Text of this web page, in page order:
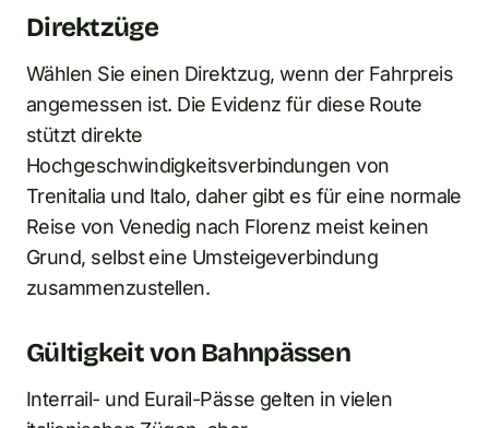
Direktzüge
Wählen Sie einen Direktzug, wenn der Fahrpreis
angemessen ist. Die Evidenz für diese Route
stützt direkte
Hochgeschwindigkeitsverbindungen von
Trenitalia und Italo, daher gibt es für eine normale
Reise von Venedig nach Florenz meist keinen
Grund, selbst eine Umsteigeverbindung
zusammenzustellen.
Gültigkeit von Bahnpässen
Interrail- und Eurail-Pässe gelten in vielen